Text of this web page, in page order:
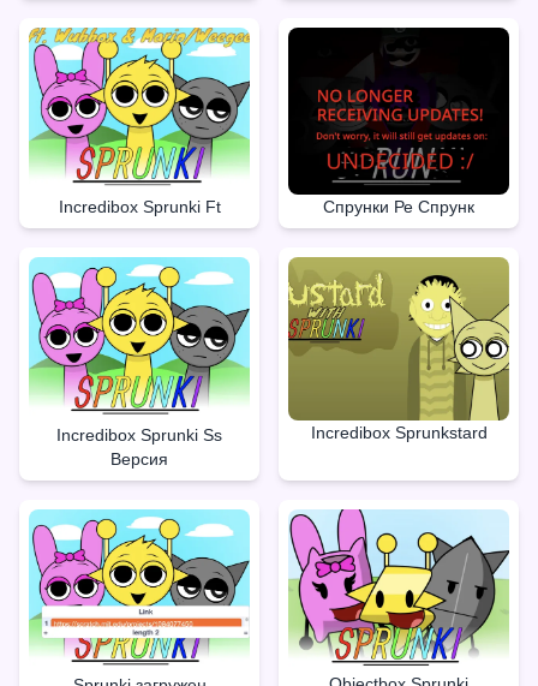
Incredibox Sprunki Ft Спрунки Ре Спрунк
Incredibox Sprunki Ss
Версия
Incredibox Sprunkstard